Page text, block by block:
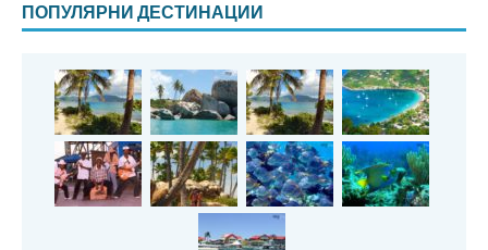
ПОПУЛЯРНИ ДЕСТИНАЦИИ